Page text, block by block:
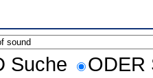
Suche
ODER